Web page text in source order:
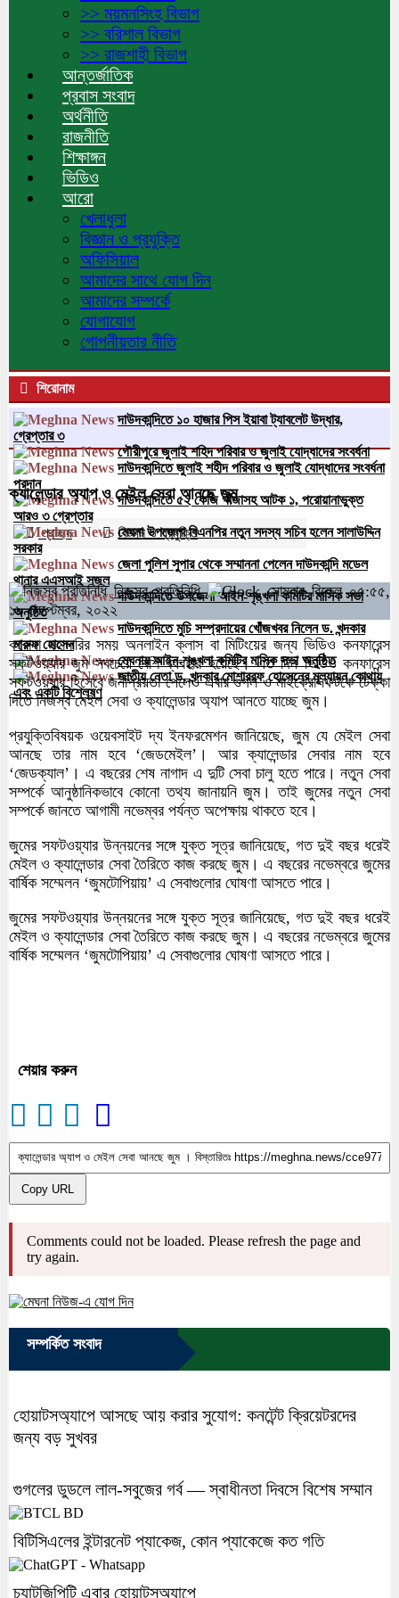
>> ময়মনসিংহ বিভাগ
>> বরিশাল বিভাগ
>> রাজশাহী বিভাগ
আন্তর্জাতিক
প্রবাস সংবাদ
অর্থনীতি
রাজনীতি
শিক্ষাঙ্গন
ভিডিও
আরো
খেলাধুলা
বিজ্ঞান ও প্রযুক্তি
অফিসিয়াল
আমাদের সাথে যোগ দিন
আমাদের সম্পর্কে
যোগাযোগ
গোপনীয়তার নীতি
শিরোনাম
দাউদকান্দিতে ১০ হাজার পিস ইয়াবা ট্যাবলেট উদ্ধার,
গ্রেপ্তার ৩
গৌরীপুরে জুলাই শহিদ পরিবার ও জুলাই যোদ্ধাদের সংবর্ধনা
দাউদকান্দিতে জুলাই শহীদ পরিবার ও জুলাই যোদ্ধাদের সংবর্ধনা
প্রদান
দাউদকান্দিতে ৫২ কেজি গাঁজাসহ আটক ১, পরোয়ানাভুক্ত
আরও ৩ গ্রেপ্তার
মেঘনা উপজেলা বিএনপির নতুন সদস্য সচিব হলেন সালাউদ্দিন
সরকার
জেলা পুলিশ সুপার থেকে সম্মাননা পেলেন দাউদকান্দি মডেল
থানার এএসআই সজল
দাউদকান্দিতে উপজেলা আইন-শৃঙ্খলা কমিটির মাসিক সভা
অনুষ্ঠিত
দাউদকান্দিতে মুচি সম্প্রদায়ের খোঁজখবর নিলেন ড. খন্দকার
মারুফ হোসেন
মেঘনায় আইন-শৃঙ্খলা কমিটির মাসিক সভা অনুষ্ঠিত
জাতীয় নেতা ড. খন্দকার মোশাররফ হোসেনের মূল্যায়ন কোথায়
এবং একটি বিশ্লেষণ
ক্যালেন্ডার অ্যাপ ও মেইল সেবা আনছে জুম
প্রচ্ছদ বিজ্ঞান ও প্রযুক্তি ২৩৯৫বার পঠিত
নিজস্ব প্রতিনিধি
সোমবার বিকেল ০৫:৫৫,
১৯ সেপ্টেম্বর, ২০২২
করোনা মহামারির সময় অনলাইন ক্লাস বা মিটিংয়ের জন্য ভিডিও কনফারেন্স
সফটওয়্যার জুম সবচেয়ে বেশি ব্যবহার হয়েছে। এত দিন ভিডিও কনফারেন্স
সফটওয়্যার হিসেবে জনপ্রিয়তা পেলেও এবার গুগল ও মাইক্রোসফটকে টেক্কা
দিতে নিজস্ব মেইল সেবা ও ক্যালেন্ডার অ্যাপ আনতে যাচ্ছে জুম।
প্রযুক্তিবিষয়ক ওয়েবসাইট দ্য ইনফরমেশন জানিয়েছে, জুম যে মেইল সেবা
আনছে তার নাম হবে ‘জেডমেইল’। আর ক্যালেন্ডার সেবার নাম হবে
‘জেডক্যাল’। এ বছরের শেষ নাগাদ এ দুটি সেবা চালু হতে পারে। নতুন সেবা
সম্পর্কে আনুষ্ঠানিকভাবে কোনো তথ্য জানায়নি জুম। তাই জুমের নতুন সেবা
সম্পর্কে জানতে আগামী নভেম্বর পর্যন্ত অপেক্ষায় থাকতে হবে।
জুমের সফটওয়্যার উন্নয়নের সঙ্গে যুক্ত সূত্র জানিয়েছে, গত দুই বছর ধরেই
মেইল ও ক্যালেন্ডার সেবা তৈরিতে কাজ করছে জুম। এ বছরের নভেম্বরে জুমের
বার্ষিক সম্মেলন ‘জুমটোপিয়ায়’ এ সেবাগুলোর ঘোষণা আসতে পারে।
জুমের সফটওয়্যার উন্নয়নের সঙ্গে যুক্ত সূত্র জানিয়েছে, গত দুই বছর ধরেই
মেইল ও ক্যালেন্ডার সেবা তৈরিতে কাজ করছে জুম। এ বছরের নভেম্বরে জুমের
বার্ষিক সম্মেলন ‘জুমটোপিয়ায়’ এ সেবাগুলোর ঘোষণা আসতে পারে।
শেয়ার করুন
Copy URL
Comments could not be loaded. Please refresh the page and
try again.
সম্পর্কিত সংবাদ
হোয়াটসঅ্যাপে আসছে আয় করার সুযোগ: কনটেন্ট ক্রিয়েটরদের
জন্য বড় সুখবর
গুগলের ডুডলে লাল-সবুজের গর্ব — স্বাধীনতা দিবসে বিশেষ সম্মান
বিটিসিএলের ইন্টারনেট প্যাকেজ, কোন প্যাকেজে কত গতি
চ্যাটজিপিটি এবার হোয়াটসঅ্যাপে